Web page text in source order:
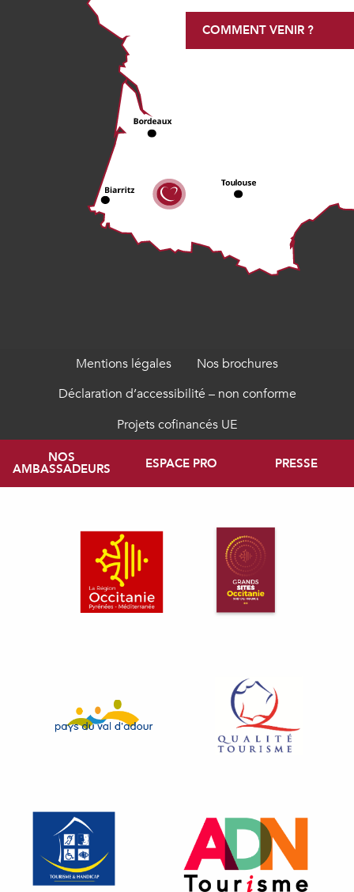
COMMENT VENIR ?
Mentions légales
Nos brochures
Déclaration d’accessibilité – non conforme
Projets cofinancés UE
NOS
AMBASSADEURS ESPACE PRO PRESSE